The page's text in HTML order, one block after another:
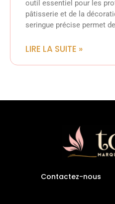
outil essentiel pour les
pâtisserie et de la
seringue précise permet de
LIRE LA SUITE »
Contactez-nous